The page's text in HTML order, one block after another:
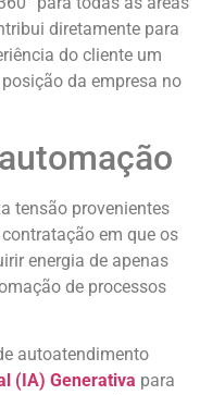
diretamente para
do cliente um
da empresa no
tensão provenientes
em que os
energia de apenas
de processos
autoatendimento
(IA) Generativa para